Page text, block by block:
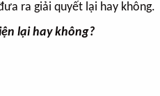
ra giải quyết lại hay không.
lại hay không?